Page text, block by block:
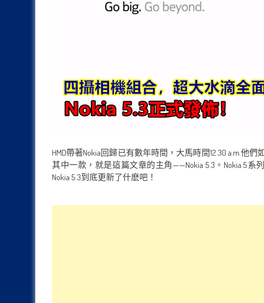
HMD帶著Nokia回歸已有數年時間，大馬時間12.30 a.m.
其中一款，就是這篇文章的主角——Nokia 5.3。Nokia 5
Nokia 5.3到底更新了什麽吧！